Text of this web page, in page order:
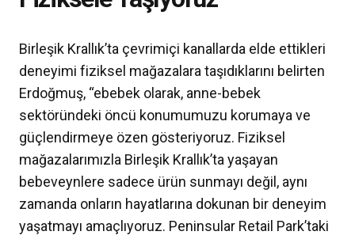
Birleşik Krallık’ta çevrimiçi kanallarda elde ettikleri
deneyimi fiziksel mağazalara taşıdıklarını belirten
Erdoğmuş, “ebebek olarak, anne-bebek
sektöründeki öncü konumumuzu korumaya ve
güçlendirmeye özen gösteriyoruz. Fiziksel
mağazalarımızla Birleşik Krallık’ta yaşayan
bebeveynlere sadece ürün sunmayı değil, aynı
zamanda onların hayatlarına dokunan bir deneyim
yaşatmayı amaçlıyoruz. Peninsular Retail Park’taki